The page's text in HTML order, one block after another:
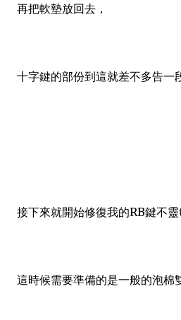
再把軟墊放回去，
十字鍵的部份到這就差不多告一
接下來就開始修復我的RB鍵不靈
這時候需要準備的是一般的泡棉